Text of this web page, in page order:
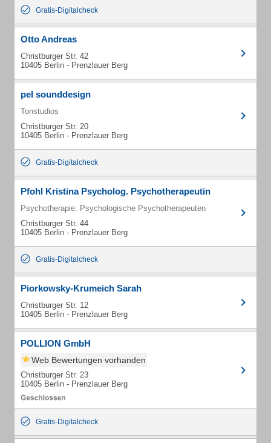
Gratis-Digitalcheck
Otto Andreas
Christburger Str. 42
10405 Berlin - Prenzlauer Berg
pel sounddesign
Tonstudios
Christburger Str. 20
10405 Berlin - Prenzlauer Berg
Gratis-Digitalcheck
Pfohl Kristina Psycholog. Psychotherapeutin
Psychotherapie: Psychologische Psychotherapeuten
Christburger Str. 44
10405 Berlin - Prenzlauer Berg
Gratis-Digitalcheck
Piorkowsky-Krumeich Sarah
Christburger Str. 12
10405 Berlin - Prenzlauer Berg
POLLION GmbH
Web Bewertungen vorhanden
Christburger Str. 23
10405 Berlin - Prenzlauer Berg
Gratis-Digitalcheck